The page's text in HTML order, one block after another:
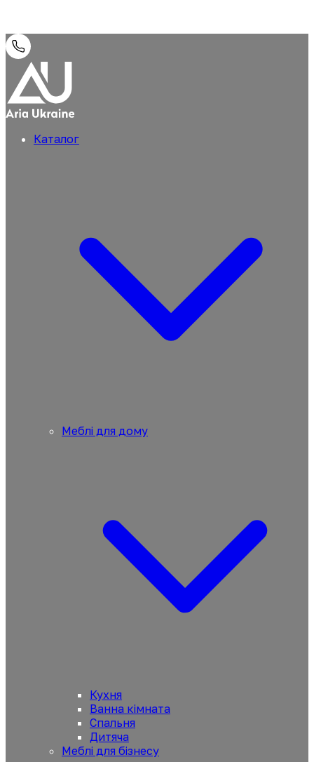
Каталог
Меблі для дому
Кухня
Ванна кімната
Спальня
Дитяча
Меблі для бізнесу